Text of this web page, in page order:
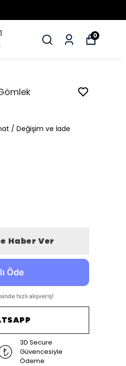
0
/ Değişim ve İade
Haber Ver
3D Secure
Güvencesiyle
Ödeme